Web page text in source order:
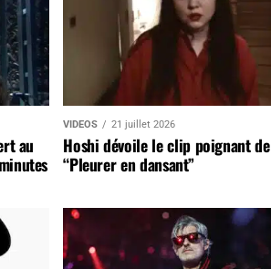
au
VIDEOS 21 juillet 2026
Hoshi dévoile le clip poignant de
“Pleurer en dansant”